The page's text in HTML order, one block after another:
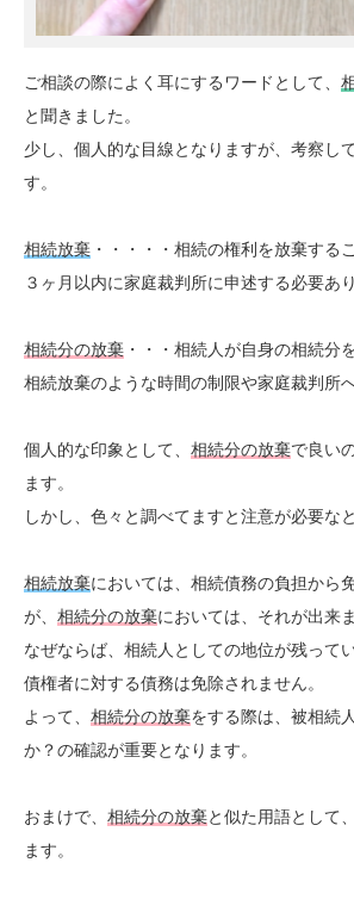
ご相談の際によく耳にするワードとして、
と聞きました。
少し、個人的な目線となりますが、考察し
す。
相続放棄 ・・・・・相続の権利を放棄する
３ヶ月以内に家庭裁判所に申述する必要あり
相続分の放棄 ・・・相続人が自身の相続分
相続放棄のような時間の制限や家庭裁判所
個人的な印象として、 相続分の放棄で良い
ます。
しかし、色々と調べてますと注意が必要な
相続放棄においては、相続債務の負担から
が、 相続分の放棄においては、それが出来
なぜならば、相続人としての地位が残って
債権者に対する債務は免除されません。
よって、 相続分の放棄をする際は、被相続
か？の確認が重要となります。
おまけで、 相続分の放棄と似た用語として、
ます。